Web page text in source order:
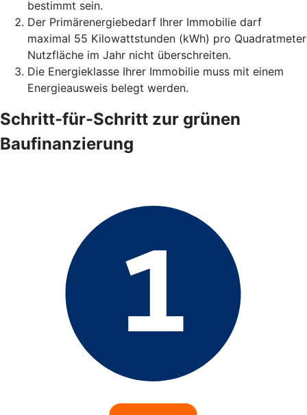
bestimmt sein.
Der Primärenergiebedarf Ihrer Immobilie darf
maximal 55 Kilowattstunden (kWh) pro Quadratmeter
Nutzfläche im Jahr nicht überschreiten.
Die Energieklasse Ihrer Immobilie muss mit einem
Energieausweis belegt werden.
Schritt-für-Schritt zur grünen
Baufinanzierung